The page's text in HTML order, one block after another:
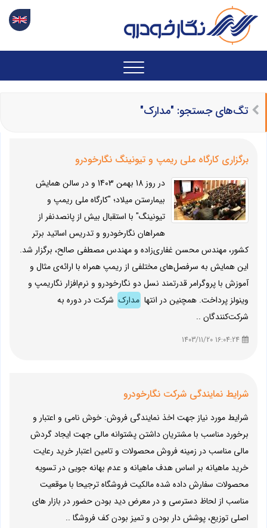
تگ‌های جستجو: "مدارک"
برگزاری کارگاه ملی ریمپ و تیونینگ نگارخودرو
در روز 18 بهمن 1403 و در سالن همایش
بیمارستن میلاد؛ "کارگاه ملی ریمپ و
تیونینگ" با استقبال بیش از پانصدنفر از
همراهان نگارخودرو و تدریس اساتید برتر
کشور، مهندس محسن غفاری‌زاده و مهندس مصطفی صالح، برگزار شد.
این همایش به سرفصل‌های مختلفی از ریمپ همراه با ارائه‌ی مثال و
آموزش با پروگرامر قدرتمند نسل دو نگارخودرو و نرم‌افزار نگاریمپ و
وینولز پرداخت. همچنین در انتها مدارک شرکت در دوره به
شرکت‌کنندگان ..
شرایط نمایندگی شرکت نگارخودرو
شرایط مورد نیاز جهت اخذ نمایندگی فروش: خوش نامی و اعتبار و
برخورد مناسب با مشتریان داشتن پشتوانه مالی جهت ایجاد گردش
مالی مناسب در زمینه فروش محصولات و تامین اعتبار خرید رعایت
خرید ماهیانه بر اساس هدف ماهیانه و عدم بهانه جویی در تسویه
محصولات سفارش داده شده مالکیت فروشگاه ترجیحا با موقعیت
مناسب از لحاظ دسترسی و در معرض دید بودن حضور در بازار های
اصلی توزیع، پوشش دار بودن و تمیز بودن کف فروشگا ..